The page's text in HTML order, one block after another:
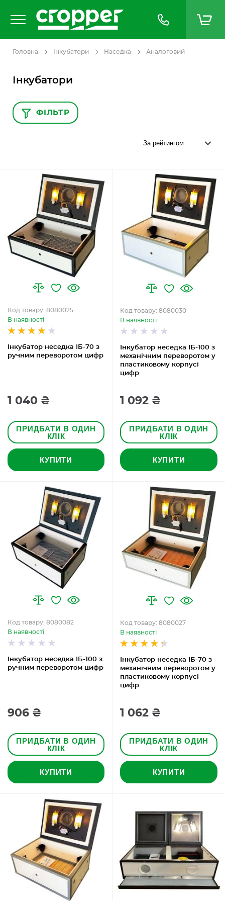
Головна Інкубатори Наседка Аналоговий
Інкубатори
Інкубатор неседка ІБ-70 з
ручним переворотом цифр
Код товару: 8080025
В наявності
1 040 ₴
ПРИДБАТИ В ОДИН
КЛІК
КУПИТИ
Інкубатор неседка ІБ-100 з
механічним переворотом у
пластиковому корпусі
цифр
Код товару: 8080030
В наявності
1 092 ₴
ПРИДБАТИ В ОДИН
КЛІК
КУПИТИ
Інкубатор неседка ІБ-100 з
ручним переворотом цифр
Код товару: 8080082
В наявності
906 ₴
ПРИДБАТИ В ОДИН
КЛІК
КУПИТИ
Інкубатор неседка ІБ-70 з
механічним переворотом у
пластиковому корпусі
цифр
Код товару: 8080027
В наявності
1 062 ₴
ПРИДБАТИ В ОДИН
КЛІК
КУПИТИ
ФІЛЬТР